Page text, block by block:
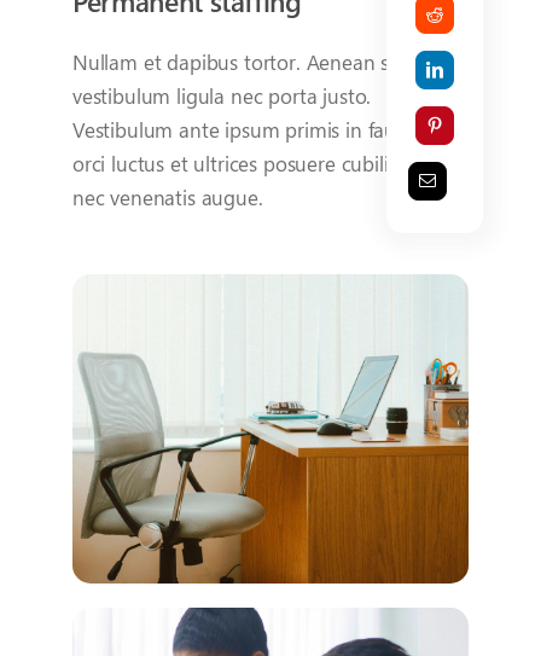
Nullam et dapibus tortor. Aenean sed
vestibulum ligula nec porta justo.
Vestibulum ante ipsum primis in faucibus
orci luctus et ultrices posuere cubilia mauris
nec venenatis augue.